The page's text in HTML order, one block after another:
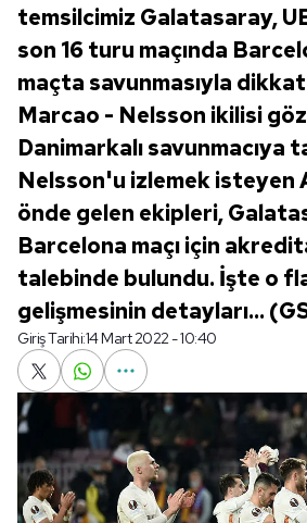
temsilcimiz Galatasaray,
son 16 turu maçında
maçta savunmasıyla
Marcao - Nelsson ikilisi
Danimarkalı savunmacıya
Nelsson'u izlemek isteyen
önde gelen ekipleri,
Barcelona maçı için
talebinde bulundu. İşte o
gelişmesinin detayları...
Giriş Tarihi:14 Mart 2022 - 10:40